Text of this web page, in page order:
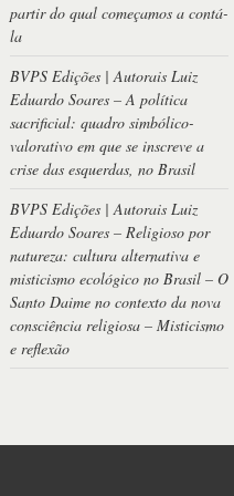
partir do qual começamos a contá-
la
BVPS Edições | Autorais Luiz
Eduardo Soares – A política
sacrificial: quadro simbólico-
valorativo em que se inscreve a
crise das esquerdas, no Brasil
BVPS Edições | Autorais Luiz
Eduardo Soares – Religioso por
natureza: cultura alternativa e
misticismo ecológico no Brasil – O
Santo Daime no contexto da nova
consciência religiosa – Misticismo
e reflexão